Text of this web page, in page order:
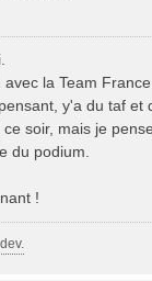
la Team
y'a du taf
soir, mais je
du podium.
!